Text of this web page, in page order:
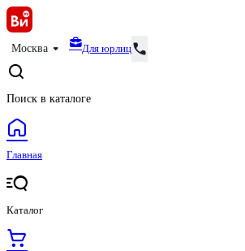
Москва Для юрлиц
Поиск в каталоге
Главная
Каталог